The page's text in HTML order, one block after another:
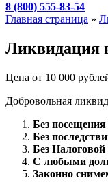
8 (800) 555-83-54
Главная страница »
Ликвидация
Цена от 10 000
Добровольная
Без
Без
Без
С любыми
Законно